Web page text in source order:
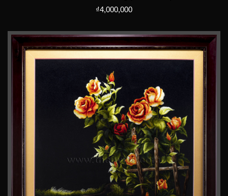
₫4,000,000